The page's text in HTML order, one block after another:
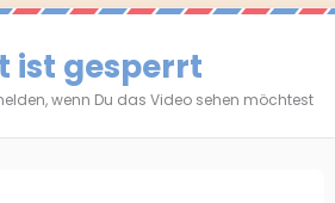
ist gesperrt
wenn Du das Video sehen möchtest